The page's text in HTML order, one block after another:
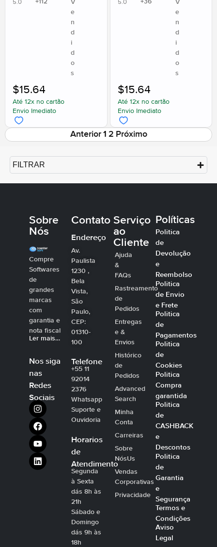
5.0 +112
V
e
n
d
i
d
o
s
Até 12x no cartão
Envio Imediato
$15.64
5.0 +36
V
e
n
d
i
d
o
s
Até 12x no cartão
Envio Imediato
$15.64
Anterior 1 2 Próximo
FILTRAR
Sobre
Nós
Compre
Softwares
de
grandes
marcas
com
garantia e
nota fiscal
Ler mais…
Nos siga
nas
Redes
Sociais
Contato
Endereço
Av.
Paulista
1230 ,
Bela
Vista,
São
Paulo,
CEP:
01310-
100
Telefone
+55 11
92014
2376
Whatsapp
Suporte e
Ouvidoria
Horarios
de
Atendimento
Segunda
à Sexta
dás 8h às
21h
Sábado e
Domingo
dás 9h às
18h
Serviço
ao
Cliente
Ajuda
&
FAQs
Rastreamento
de
Pedidos
Entregas
e &
Envios
Histórico
de
Pedidos
Advanced
Search
Minha
Conta
Carreiras
Sobre
NósUs
Vendas
Corporativas
Privacidade
Políticas
Politica
de
Devolução
e
Reembolso
Politica
de Envio
e Frete
Politica
de
Pagamentos
Politica
de
Cookies
Politica
Compra
garantida
Politica
de
CASHBACK
e
Descontos
Politica
de
Garantia
e
Segurança
Termos e
Condições
Aviso
Legal